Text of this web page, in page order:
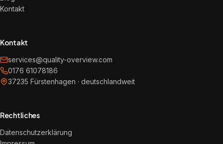
Kontakt
Kontakt
services@quality-overview.com
0176 61078186
37235 Fürstenhagen · deutschlandweit
Rechtliches
Datenschutzerklärung